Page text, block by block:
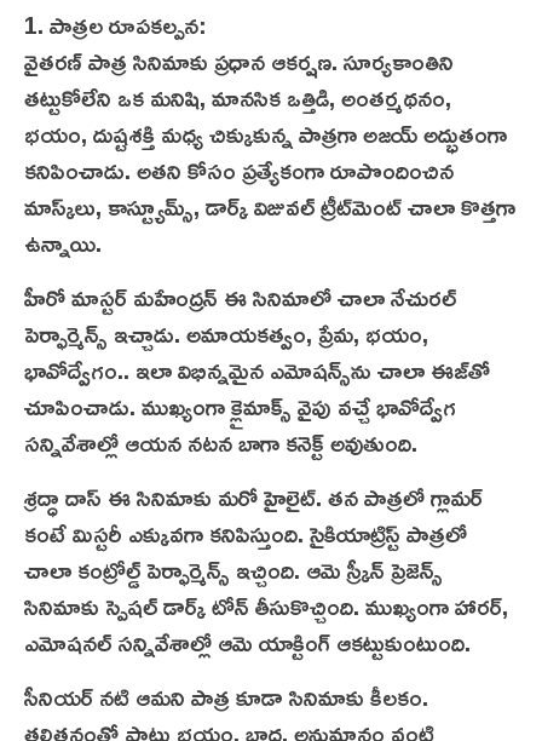
1. పాత్రల రూపకల్పన:
వైతరణ్ పాత్ర సినిమాకు ప్రధాన ఆకర్షణ. సూర్యకాంతిని
తట్టుకోలేని ఒక మనిషి, మానసిక ఒత్తిడి, అంతర్మథనం,
భయం, దుష్టశక్తి మధ్య చిక్కుకున్న పాత్రగా అజయ్ అద్భుతంగా
కనిపించాడు. అతని కోసం ప్రత్యేకంగా రూపొందించిన
మాస్క్‌లు, కాస్ట్యూమ్స్, డార్క్ విజువల్ ట్రీట్‌మెంట్ చాలా కొత్తగా
ఉన్నాయి.
హీరో మాస్టర్ మహేంద్రన్ ఈ సినిమాలో చాలా నేచురల్
పెర్ఫార్మెన్స్ ఇచ్చాడు. అమాయకత్వం, ప్రేమ, భయం,
భావోద్వేగం.. ఇలా విభిన్నమైన ఎమోషన్స్‌ను చాలా ఈజ్‌తో
చూపించాడు. ముఖ్యంగా క్లైమాక్స్ వైపు వచ్చే భావోద్వేగ
సన్నివేశాల్లో ఆయన నటన బాగా కనెక్ట్ అవుతుంది.
శ్రద్ధా దాస్ ఈ సినిమాకు మ‌రో హైలైట్‌. త‌న‌ పాత్రలో గ్లామర్
కంటే మిస్టరీ ఎక్కువగా కనిపిస్తుంది. సైకియాట్రిస్ట్ పాత్రలో
చాలా కంట్రోల్డ్ పెర్ఫార్మెన్స్ ఇచ్చింది. ఆమె స్క్రీన్ ప్రెజెన్స్
సినిమాకు స్పెష‌ల్ డార్క్ టోన్ తీసుకొచ్చింది. ముఖ్యంగా హారర్,
ఎమోషనల్ సన్నివేశాల్లో ఆమె యాక్టింగ్ ఆకట్టుకుంటుంది.
సీనియర్ నటి ఆమని పాత్ర కూడా సినిమాకు కీలకం.